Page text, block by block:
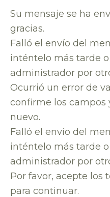
Su mensaje se ha
gracias.
Falló el envío del
inténtelo más tarde
administrador por
Ocurrió un error de
confirme los campos
nuevo.
Falló el envío del
inténtelo más tarde
administrador por
Por favor, acepte los
para continuar.